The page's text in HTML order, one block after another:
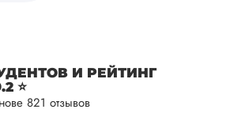
И РЕЙТИНГ
⭐
821 отзывов
последовательную